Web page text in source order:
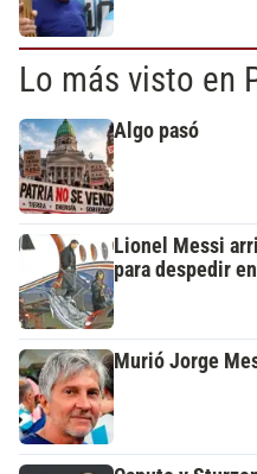
Lo más visto en
Algo pasó
Lionel Messi
para despedir
Murió Jorge